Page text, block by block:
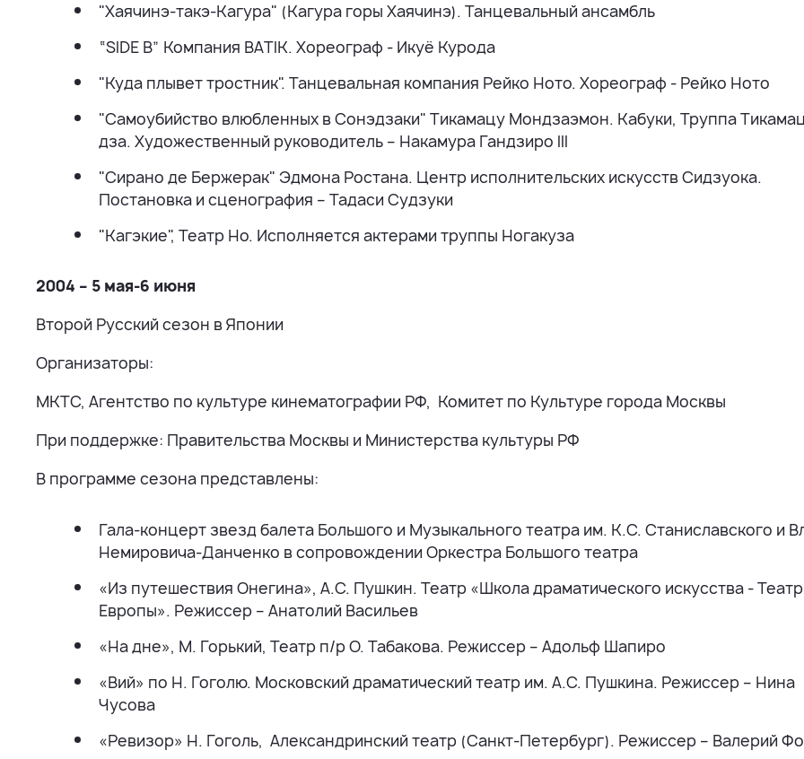
"Хаячинэ-такэ-Кагура" (Кагура горы Хаячинэ). Танцевальный ансамбль
“SIDE B” Компания BATIK. Хореограф - Икуё Курода
"Куда плывет тростник". Танцевальная компания Рейко Ното. Хореограф - Рейко Ното
"Самоубийство влюбленных в Сонэдзаки" Тикамацу Мондзаэмон. Кабуки, Труппа
дза. Художественный руководитель – Накамура Гандзиро III
"Сирано де Бержерак" Эдмона Ростана. Центр исполнительских искусств Сидзуока.
Постановка и сценография – Тадаси Судзуки
"Кагэкие", Театр Но. Исполняется актерами труппы Ногакуза
2004 – 5 мая-6 июня
Второй Русский сезон в Японии
Организаторы:
МКТС, Агентство по культуре кинематографии РФ, Комитет по Культуре города Москвы
При поддержке: Правительства Москвы и Министерства культуры РФ
В программе сезона представлены:
Гала-концерт звезд балета Большого и Музыкального театра им. К.С. Станиславского и
Немировича-Данченко в сопровождении Оркестра Большого театра
«Из путешествия Онегина», А.С. Пушкин. Театр «Школа драматического искусства - Театр
Европы». Режиссер – Анатолий Васильев
«На дне», М. Горький, Театр п/р О. Табакова. Режиссер – Адольф Шапиро
«Вий» по Н. Гоголю. Московский драматический театр им. А.С. Пушкина. Режиссер – Нина
Чусова
«Ревизор» Н. Гоголь, Александринский театр (Санкт-Петербург). Режиссер – Валерий